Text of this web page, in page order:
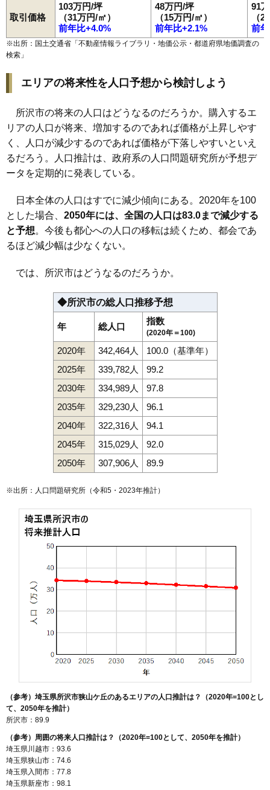
取引価格
103万円/坪
（31万円/㎡）
前年比+4.0%
48万円/坪
（15万円/㎡）
前年比+2.1%
91
（
前
※出所：国土交通省「不動産情報ライブラリ・地価公示・都道府県地価調査の
検索 」
エリアの将来性を人口予想から検討しよう
所沢市の将来の人口はどうなるのだろうか。購入するエ
リアの人口が将来、増加するのであれば価格が上昇しやす
く、人口が減少するのであれば価格が下落しやすいといえ
るだろう。人口推計は、政府系の人口問題研究所が予想デ
ータを定期的に発表している。
日本全体の人口はすでに減少傾向にある。2020年を100
とした場合、 2050年には、全国の人口は83.0まで減少する
と予想。今後も都心への人口の移転は続くため、都会であ
るほど減少幅は少なくない。
では、所沢市はどうなるのだろうか。
◆所沢市の総人口推移予想
年 総人口
指数
(2020年＝100)
2020年 342,464人
100.0（基準年）
2025年
339,782人
99.2
2030年
334,989人
97.8
2035年
329,230人
96.1
2040年
322,316人
94.1
2045年
315,029人
92.0
2050年
307,906人 89.9
※出所：人口問題研究所（令和5・2023年推計）
（参考）埼玉県所沢市狭山ケ丘のあるエリアの人口推計は？（2020年=100とし
て、2050年を推計）
所沢市：89.9
（参考）周囲の将来人口推計は？（2020年=100として、2050年を推計）
埼玉県川越市：93.6
埼玉県狭山市：74.6
埼玉県入間市：77.8
埼玉県新座市：98.1